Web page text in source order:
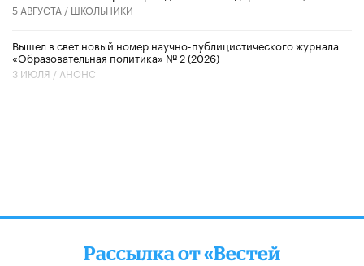
5 АВГУСТА / ШКОЛЬНИКИ
Вышел в свет новый номер научно-публицистического журнала
«Образовательная политика» № 2 (2026)
3 ИЮЛЯ / АНОНС
Рассылка от «Вестей